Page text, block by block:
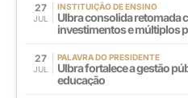
27
JUL
INSTITUIÇÃO DE ENSINO
Ulbra consolida retomada
investimentos e múltiplos
27
JUL
PALAVRA DO PRESIDENTE
Ulbra fortalece a gestão
educação